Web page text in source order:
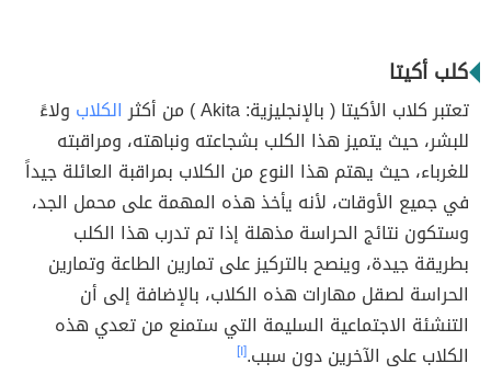
كلب أكيتا
تعتبر كلاب الأكيتا ( بالإنجليزية: Akita ) من أكثر الكلاب ولاءً
للبشر، حيث يتميز هذا الكلب بشجاعته ونباهته، ومراقبته
للغرباء، حيث يهتم هذا النوع من الكلاب بمراقبة العائلة جيداً
في جميع الأوقات، لأنه يأخذ هذه المهمة على محمل الجد،
وستكون نتائج الحراسة مذهلة إذا تم تدرب هذا الكلب
بطريقة جيدة، وينصح بالتركيز على تمارين الطاعة وتمارين
الحراسة لصقل مهارات هذه الكلاب، بالإضافة إلى أن
التنشئة الاجتماعية السليمة التي ستمنع من تعدي هذه
الكلاب على الآخرين دون سبب.[١]